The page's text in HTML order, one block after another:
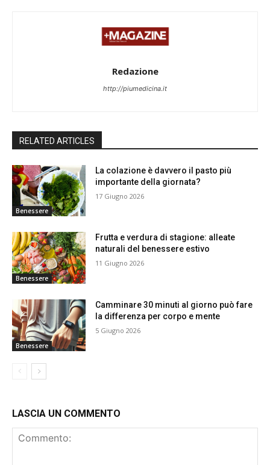
Redazione
http://piumedicina.it
RELATED ARTICLES
Benessere
La colazione è davvero il pasto più
importante della giornata?
17 Giugno 2026
Benessere
Frutta e verdura di stagione: alleate
naturali del benessere estivo
11 Giugno 2026
Benessere
Camminare 30 minuti al giorno può fare
la differenza per corpo e mente
5 Giugno 2026
LASCIA UN COMMENTO